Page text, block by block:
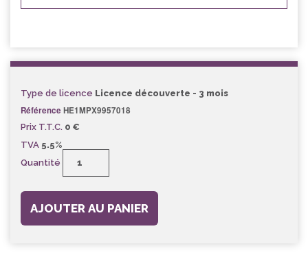
Type de licence Licence découverte - 3 mois
Référence HE1MPX9957018
Prix T.T.C. 0 €
TVA 5.5%
Quantité
AJOUTER AU PANIER